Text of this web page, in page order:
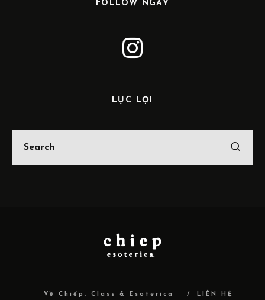
FOLLOW NGAY
LỤC LỌI
Về Chiếp, Class & Esoterica LIÊN HỆ